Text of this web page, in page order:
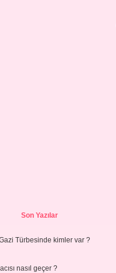
Son Yazılar
Türbesinde kimler var ?
nasıl geçer ?